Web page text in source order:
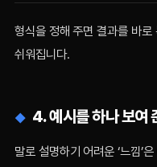
형식을 정해 주면 결과를 바로
쉬워집니다.
4. 예시를 하나 보여
말로 설명하기 어려운 ‘느낌’